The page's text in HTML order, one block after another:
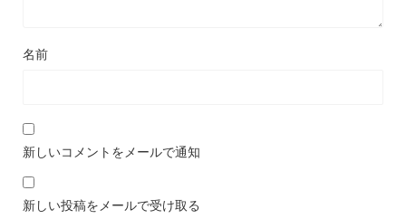
名前
新しいコメントをメールで通知
新しい投稿をメールで受け取る